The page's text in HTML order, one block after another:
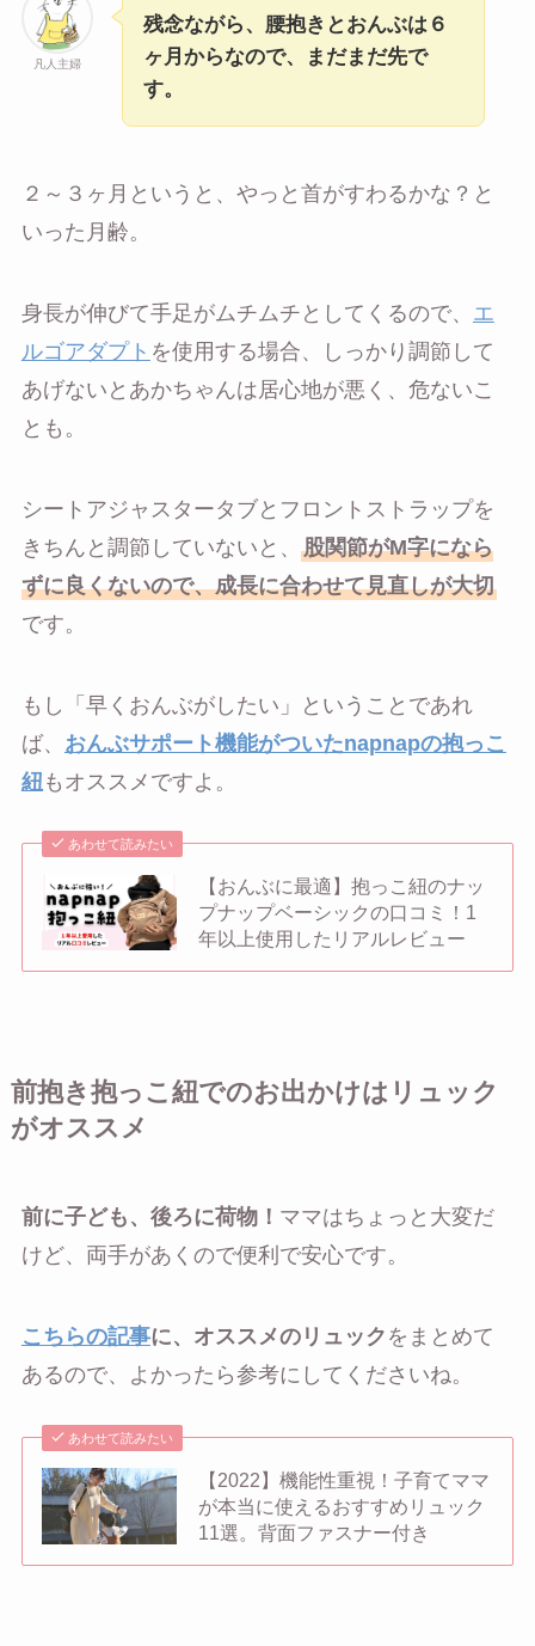
凡人主婦
残念ながら、腰抱きとおんぶは６
ヶ月からなので、まだまだ先で
す。
２～３ヶ月というと、やっと首がすわるかな？と
いった月齢。
身長が伸びて手足がムチムチとしてくるので、 エ
ルゴアダプト を使用する場合、しっかり調節して
あげないとあかちゃんは居心地が悪く、危ないこ
とも。
シートアジャスタータブとフロントストラップを
きちんと調節していないと、 股関節がM字になら
ずに良くないので、成長に合わせて見直しが大切
です。
もし「早くおんぶがしたい」ということであれ
ば、 おんぶサポート機能がついたnapnapの抱っこ
紐 もオススメですよ。
あわせて読みたい
【おんぶに最適】抱っこ紐のナッ
プナップベーシックの口コミ！1
年以上使用したリアルレビュー
前抱き抱っこ紐でのお出かけはリュック
がオススメ
前に子ども、後ろに荷物！ ママはちょっと大変だ
けど、両手があくので便利で安心です。
こちらの記事に、オススメのリュック をまとめて
あるので、よかったら参考にしてくださいね。
あわせて読みたい
【2022】機能性重視！子育てママ
が本当に使えるおすすめリュック
11選。背面ファスナー付き